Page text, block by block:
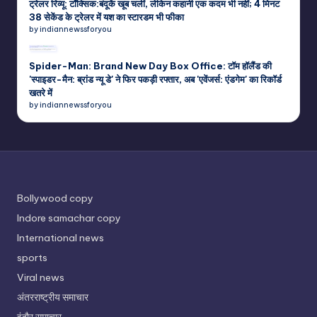
ट्रेलर रिव्यू: टॉक्सिक:बंदूकें खूब चलीं, लेकिन कहानी एक कदम भी नहीं; 4 मिनट
38 सेकेंड के ट्रेलर में यश का स्टारडम भी फीका
by indiannewssforyou
Spider-Man: Brand New Day Box Office: टॉम हॉलैंड की
'स्पाइडर-मैन: ब्रांड न्यू डे' ने फिर पकड़ी रफ्तार, अब 'एवेंजर्स: एंडगेम' का रिकॉर्ड
खतरे में
by indiannewssforyou
Bollywood copy
Indore samachar copy
International news
sports
Viral news
अंतरराष्ट्रीय समाचार